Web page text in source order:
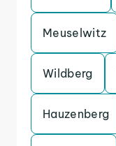
Meuselwitz
Wildberg
Hauzenberg